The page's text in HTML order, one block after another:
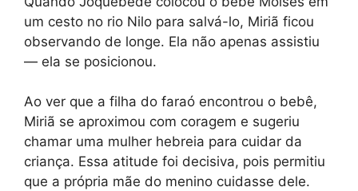
um cesto no rio Nilo para salvá-lo, Miriã ficou
observando de longe. Ela não apenas assistiu
— ela se posicionou.
Ao ver que a filha do faraó encontrou o bebê,
Miriã se aproximou com coragem e sugeriu
chamar uma mulher hebreia para cuidar da
criança. Essa atitude foi decisiva, pois permitiu
que a própria mãe do menino cuidasse dele.